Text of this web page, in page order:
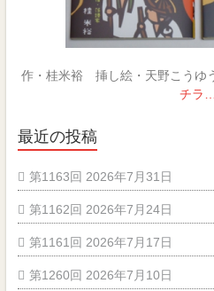
作・桂米裕 挿し絵・天野こうゆ
チラ…
最近の投稿
第1163回 2026年7月31日
第1162回 2026年7月24日
第1161回 2026年7月17日
第1260回 2026年7月10日